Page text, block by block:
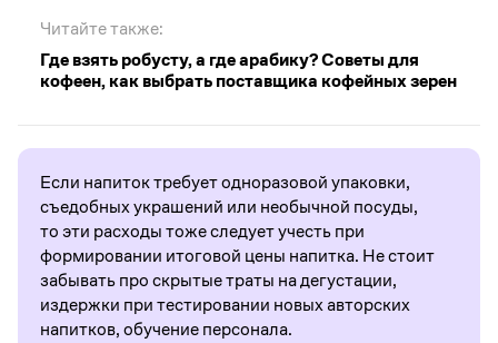
Читайте также:
Где взять робусту, а где арабику? Советы для
кофеен, как выбрать поставщика кофейных зерен
Если напиток требует одноразовой упаковки,
съедобных украшений или необычной посуды,
то эти расходы тоже следует учесть при
формировании итоговой цены напитка. Не стоит
забывать про скрытые траты на дегустации,
издержки при тестировании новых авторских
напитков, обучение персонала.